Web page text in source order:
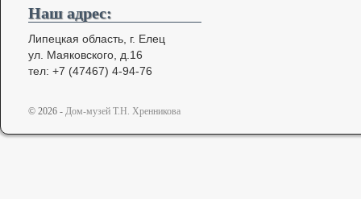
Наш адрес:
Липецкая область, г. Елец
ул. Маяковского, д.16
тел: +7 (47467) 4-94-76
© 2026 - Дом-музей Т.Н. Хренникова